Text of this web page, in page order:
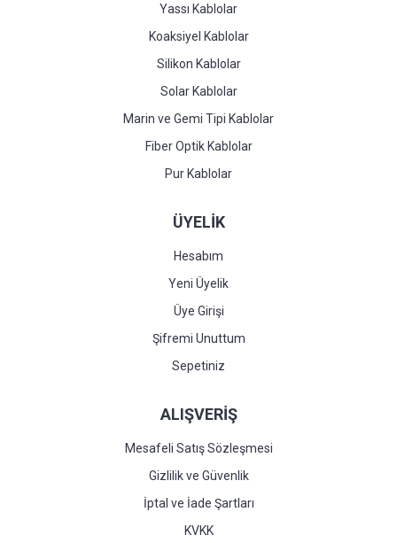
Yassı Kablolar
Koaksiyel Kablolar
Silikon Kablolar
Solar Kablolar
Marin ve Gemi Tipi Kablolar
Fiber Optik Kablolar
Pur Kablolar
ÜYELİK
Hesabım
Yeni Üyelik
Üye Girişi
Şifremi Unuttum
Sepetiniz
ALIŞVERİŞ
Mesafeli Satış Sözleşmesi
Gizlilik ve Güvenlik
İptal ve İade Şartları
KVKK